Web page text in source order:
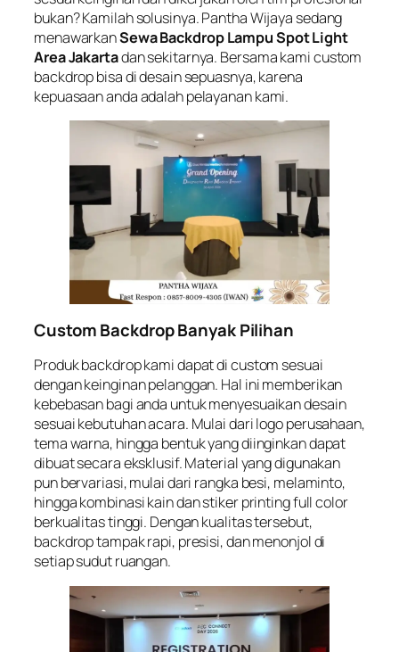
bukan? Kamilah solusinya. Pantha Wijaya sedang
menawarkanSewa Backdrop Lampu Spot Light
Area Jakartadan sekitarnya. Bersama kami custom
backdrop bisa di desain sepuasnya, karena
kepuasaan anda adalah pelayanan kami.
Custom Backdrop Banyak Pilihan
Produk backdrop kami dapat di custom sesuai
dengan keinginan pelanggan. Hal ini memberikan
kebebasan bagi anda untuk menyesuaikan desain
sesuai kebutuhan acara. Mulai dari logo perusahaan,
tema warna, hingga bentuk yang diinginkan dapat
dibuat secara eksklusif. Material yang digunakan
pun bervariasi, mulai dari rangka besi, melaminto,
hingga kombinasi kain dan stiker printing full color
berkualitas tinggi. Dengan kualitas tersebut,
backdrop tampak rapi, presisi, dan menonjol di
setiap sudut ruangan.